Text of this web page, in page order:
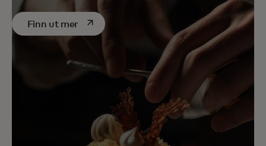
Finn ut meropens in a new tab